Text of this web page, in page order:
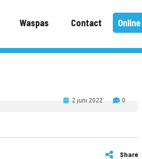
Waspas Contact
2 juni 2022 0
Share